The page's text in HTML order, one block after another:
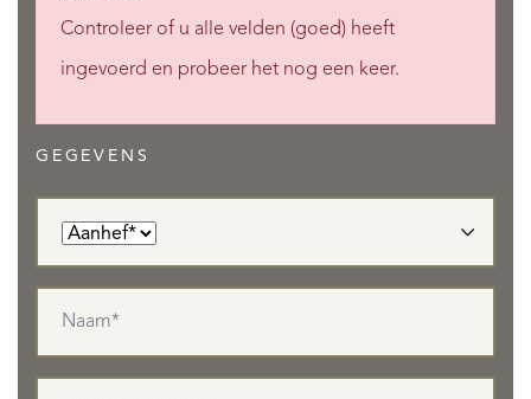
Controleer of u alle velden (goed) heeft
ingevoerd en probeer het nog een keer.
GEGEVENS